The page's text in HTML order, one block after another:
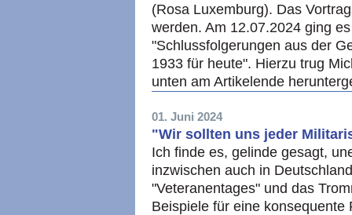
(Rosa Luxemburg). Das
werden. Am 12.07.2024 ging
"Schlussfolgerungen aus der
1933 für heute". Hierzu trug
unten am Artikelende
01. Juni 2024
"Wir sollten uns jeder
Ich finde es, gelinde gesagt,
inzwischen auch in
"Veteranentages" und das
Beispiele für eine